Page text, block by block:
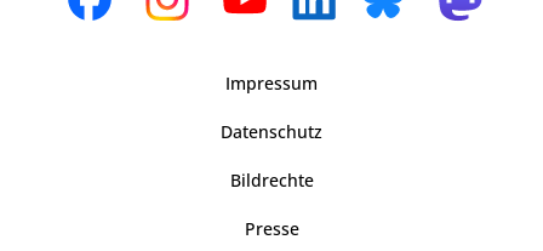
Impressum
Datenschutz
Bildrechte
Presse